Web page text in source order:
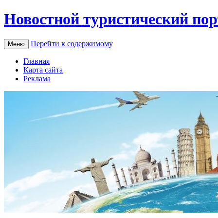
Новостной туристический
Меню Перейти к содержимому
Главная
Карта сайта
Реклама